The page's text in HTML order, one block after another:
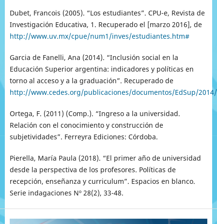
Dubet, Francois (2005). “Los estudiantes”. CPU-e, Revista de
Investigación Educativa, 1. Recuperado el [marzo 2016], de
http://www.uv.mx/cpue/num1/inves/estudiantes.htm#
Garcia de Fanelli, Ana (2014). “Inclusión social en la
Educación Superior argentina: indicadores y políticas en
torno al acceso y a la graduación”. Recuperado de
http://www.cedes.org/publicaciones/documentos/EdSup/
Ortega, F. (2011) (Comp.). “Ingreso a la universidad.
Relación con el conocimiento y construcción de
subjetividades”. Ferreyra Ediciones: Córdoba.
Pierella, María Paula (2018). “El primer año de universidad
desde la perspectiva de los profesores. Políticas de
recepción, enseñanza y curriculum”. Espacios en blanco.
Serie indagaciones Nº 28(2), 33-48.